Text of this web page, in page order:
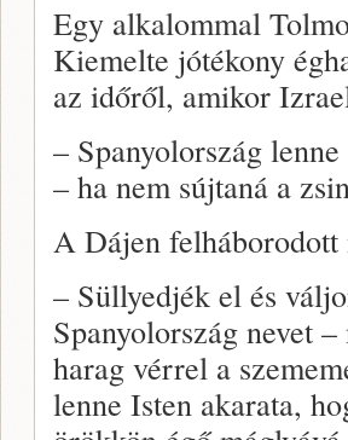
Egy alkalommal
Kiemelte jótékony
az időről, amikor
– Spanyolország
– ha nem sújtaná a
A Dájen felháborodott
– Süllyedjék el és
Spanyolország nevet
harag vérrel a
lenne Isten akarata,